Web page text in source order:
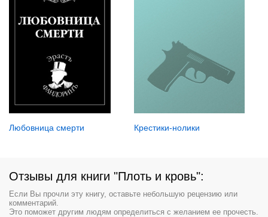
Любовница смерти Крестики-нолики
Отзывы для книги "Плоть и кровь":
Если Вы прочли эту книгу, оставьте небольшую рецензию или
комментарий.
Это поможет другим людям определиться с желанием ее прочесть.